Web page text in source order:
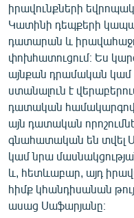
իրավունքների
Կատինի դեպքերի
դատարան և
փոխհատուցում։ Ես
այնքան դրամական կամ
ստանալուն է
դատական համակարգով
այն դատական
գնահատական են տվել
կամ նրա
և, հետևաբար, այդ
հիմք կհանդիսանան
ասաց Սաֆարյանը։